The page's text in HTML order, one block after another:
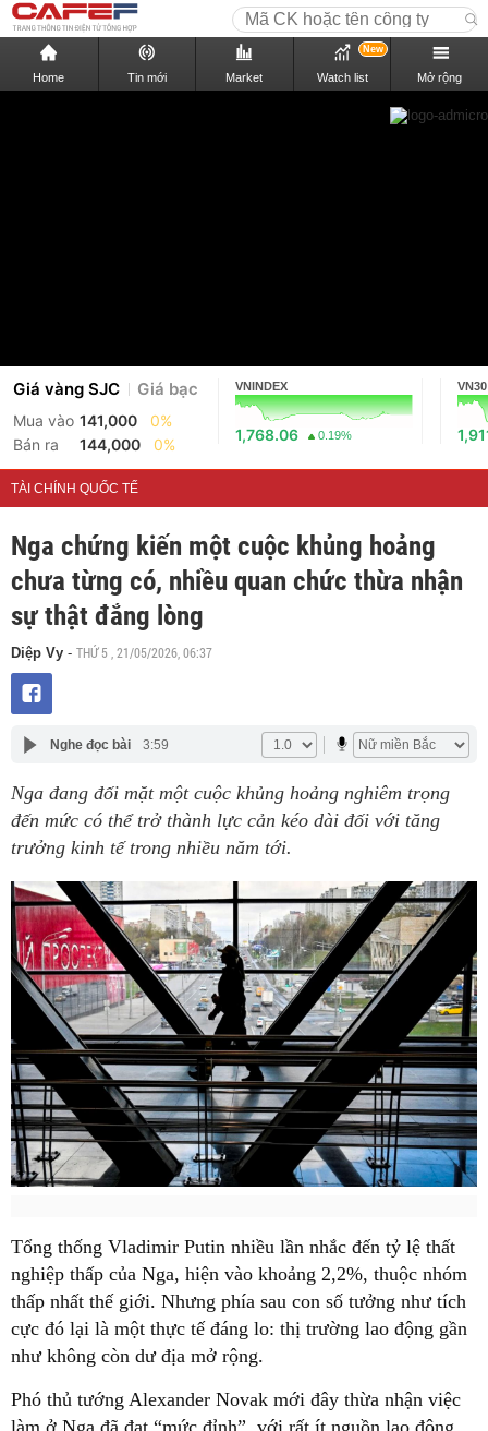
Home Tin mới Market Watch list
New
Mở rộng
Giá vàng SJC Giá bạc
Mua vào 141,000
0%
Bán ra
144,000 0%
VNINDEX
1,768.06 0.19%
VN30
TÀI CHÍNH QUỐC TẾ
Nga chứng kiến một cuộc khủng hoảng
chưa từng có, nhiều quan chức thừa nhận
sự thật đắng lòng
Diệp Vy - THỨ 5 , 21/05/2026, 06:37
Nghe đọc bài 3:59
Nga đang đối mặt một cuộc khủng hoảng nghiêm trọng
đến mức có thể trở thành lực cản kéo dài đối với tăng
trưởng kinh tế trong nhiều năm tới.
Tổng thống Vladimir Putin nhiều lần nhắc đến tỷ lệ thất
nghiệp thấp của Nga, hiện vào khoảng 2,2%, thuộc nhóm
thấp nhất thế giới. Nhưng phía sau con số tưởng như tích
cực đó lại là một thực tế đáng lo: thị trường lao động gần
như không còn dư địa mở rộng.
Phó thủ tướng Alexander Novak mới đây thừa nhận việc